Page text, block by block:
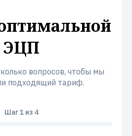
ЭЦП
вопросов, чтобы мы
подходящий тариф.
Шаг1из 4